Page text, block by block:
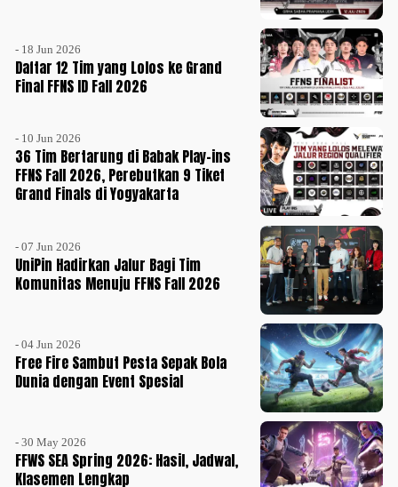
- 18 Jun 2026
Daftar 12 Tim yang Lolos ke Grand
Final FFNS ID Fall 2026
- 10 Jun 2026
36 Tim Bertarung di Babak Play-ins
FFNS Fall 2026, Perebutkan 9 Tiket
Grand Finals di Yogyakarta
- 07 Jun 2026
UniPin Hadirkan Jalur Bagi Tim
Komunitas Menuju FFNS Fall 2026
- 04 Jun 2026
Free Fire Sambut Pesta Sepak Bola
Dunia dengan Event Spesial
- 30 May 2026
FFWS SEA Spring 2026: Hasil, Jadwal,
Klasemen Lengkap